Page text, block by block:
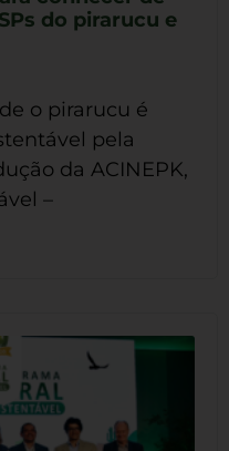
do pirarucu e
o pirarucu é
pela
da ACINEPK,
–